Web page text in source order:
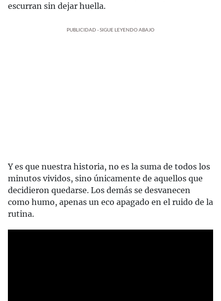
escurran sin dejar huella.
PUBLICIDAD - SIGUE LEYENDO ABAJO
Y es que nuestra historia, no es la suma de todos los
minutos vividos, sino únicamente de aquellos que
decidieron quedarse. Los demás se desvanecen
como humo, apenas un eco apagado en el ruido de la
rutina.